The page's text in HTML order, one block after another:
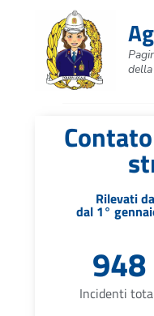
Rilevati
dal 1°
Incidenti
948